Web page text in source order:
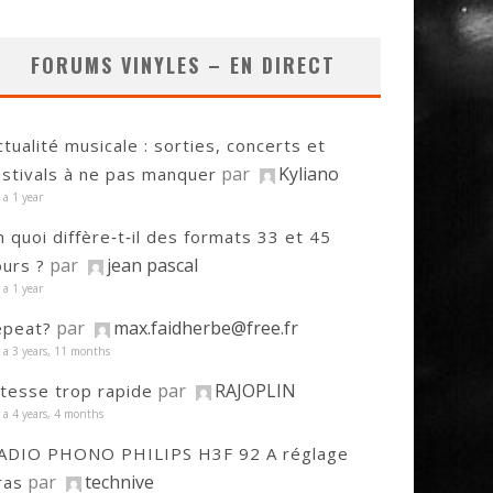
FORUMS VINYLES – EN DIRECT
musicale : sorties, concerts et
à ne pas manquer par Kyliano
a 1 year
quoi diffère‑t‑il des formats 33 et 45
? par jean pascal
a 1 year
par max.faidherbe@free.fr
a 3 years, 11 months
trop rapide par RAJOPLIN
a 4 years, 4 months
PHONO PHILIPS H3F 92 A réglage
par technive